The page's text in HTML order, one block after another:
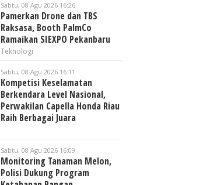
Sabtu, 08 Agu 2026 16:26
Pamerkan Drone dan TBS
Raksasa, Booth PalmCo
Ramaikan SIEXPO Pekanbaru
Teknologi
Sabtu, 08 Agu 2026 16:11
Kompetisi Keselamatan
Berkendara Level Nasional,
Perwakilan Capella Honda Riau
Raih Berbagai Juara
Sabtu, 08 Agu 2026 16:09
Monitoring Tanaman Melon,
Polisi Dukung Program